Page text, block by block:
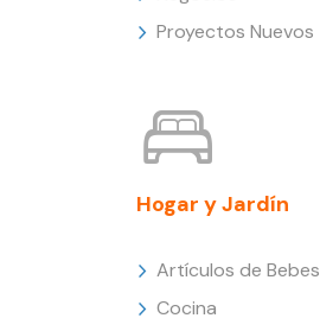
Proyectos Nuevos
Hogar y Jardín
Artículos de Bebes
Cocina